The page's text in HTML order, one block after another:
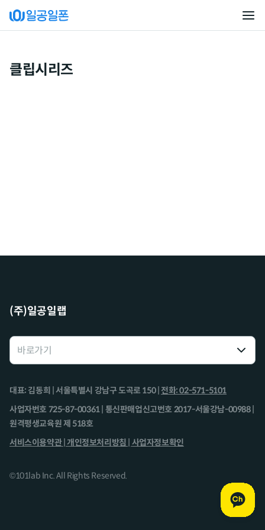
클립시리즈
(주)일공일랩
대표: 김동희 | 서울특별시 강남구 도곡로 150 | 전화: 02-571-5101
사업자번호 725-87-00361 | 통신판매업신고번호 2017-서울강남-00988 |
원격평생교육원 제 518호
서비스이용약관 | 개인정보처리방침 | 사업자정보확인
©101lab Inc. All Rights Reserved.